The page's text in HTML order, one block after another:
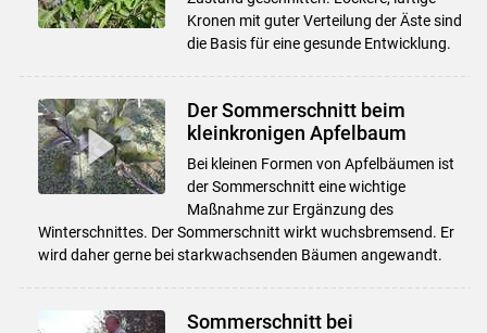
Kronen mit guter Verteilung der Äste sind
die Basis für eine gesunde Entwicklung.
Der Sommerschnitt beim
kleinkronigen Apfelbaum
Bei kleinen Formen von Apfelbäumen ist
der Sommerschnitt eine wichtige
Maßnahme zur Ergänzung des
Winterschnittes. Der Sommerschnitt wirkt wuchsbremsend. Er
wird daher gerne bei starkwachsenden Bäumen angewandt.
Sommerschnitt bei